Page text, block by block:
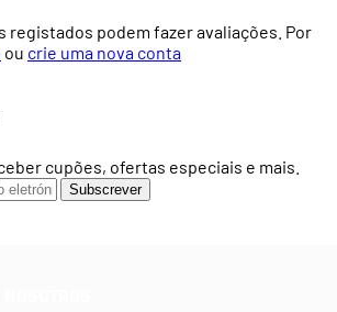
registados podem fazer avaliações. Por
ou crie uma nova conta
cupões, ofertas especiais e mais.
Subscrever